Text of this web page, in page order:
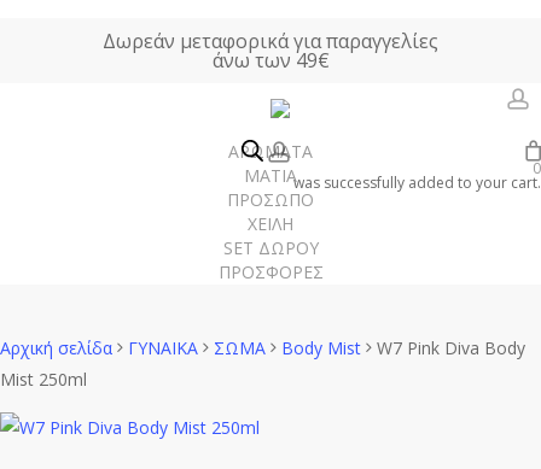
Δωρεάν μεταφορικά για παραγγελίες
άνω των 49€
ΑΡΩΜΑΤΑ
Άνδρας
Unisex
Χώρου
ΜΑΤΙΑ
ΠΡΟΣΩΠΟ
ΧΕΙΛΗ
SET ΔΩΡΟΥ
ΠΡΟΣΦΟΡΕΣ
account
0
was successfully added to your cart.
Αρχική σελίδα ΓΥΝΑΙΚΑ ΣΩΜΑ Body Mist
W7 Pink Diva Body
Mist 250ml